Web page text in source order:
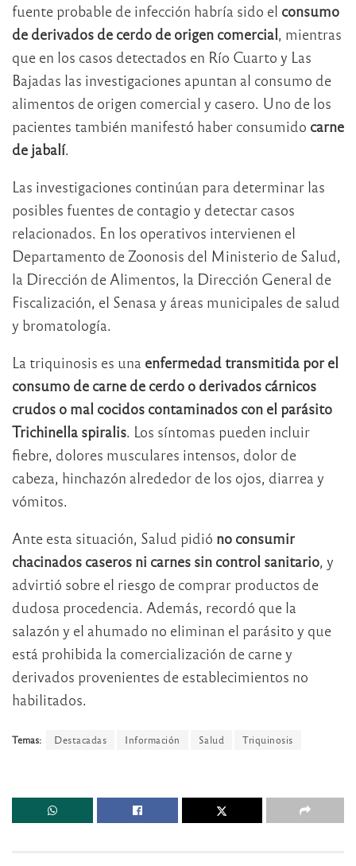
fuente probable de infección habría sido el consumo
de derivados de cerdo de origen comercial, mientras
que en los casos detectados en Río Cuarto y Las
Bajadas las investigaciones apuntan al consumo de
alimentos de origen comercial y casero. Uno de los
pacientes también manifestó haber consumido carne
de jabalí.
Las investigaciones continúan para determinar las
posibles fuentes de contagio y detectar casos
relacionados. En los operativos intervienen el
Departamento de Zoonosis del Ministerio de Salud,
la Dirección de Alimentos, la Dirección General de
Fiscalización, el Senasa y áreas municipales de salud
y bromatología.
La triquinosis es una enfermedad transmitida por el
consumo de carne de cerdo o derivados cárnicos
crudos o mal cocidos contaminados con el parásito
Trichinella spiralis. Los síntomas pueden incluir
fiebre, dolores musculares intensos, dolor de
cabeza, hinchazón alrededor de los ojos, diarrea y
vómitos.
Ante esta situación, Salud pidió no consumir
chacinados caseros ni carnes sin control sanitario, y
advirtió sobre el riesgo de comprar productos de
dudosa procedencia. Además, recordó que la
salazón y el ahumado no eliminan el parásito y que
está prohibida la comercialización de carne y
derivados provenientes de establecimientos no
habilitados.
Temas: Destacadas Información Salud Triquinosis